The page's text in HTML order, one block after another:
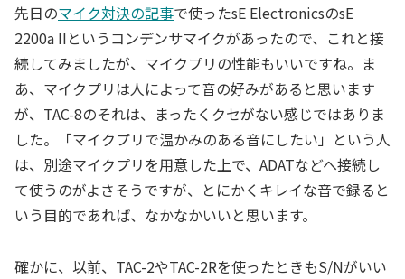
先日のマイク対決の記事で使ったsE ElectronicsのsE
2200a IIというコンデンサマイクがあったので、これと接
続してみましたが、マイクプリの性能もいいですね。ま
あ、マイクプリは人によって音の好みがあると思います
が、TAC-8のそれは、まったくクセがない感じではありま
した。「マイクプリで温かみのある音にしたい」という人
は、別途マイクプリを用意した上で、ADATなどへ接続し
て使うのがよさそうですが、とにかくキレイな音で録ると
いう目的であれば、なかなかいいと思います。
確かに、以前、TAC-2やTAC-2Rを使ったときもS/Nがいい